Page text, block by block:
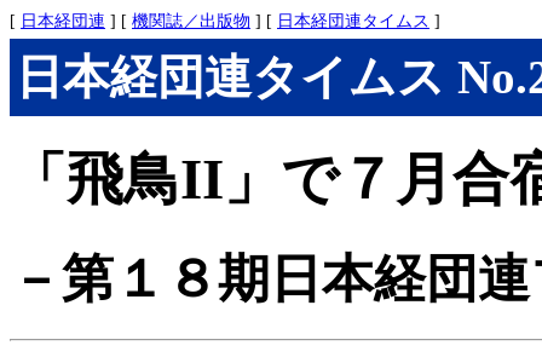
[ 日本経団連 ] [ 機関誌／出版物 ] [ 日本経団連タイムス ]
日本経団連タイムス
「飛鳥II」で７月合
－第１８期日本経団